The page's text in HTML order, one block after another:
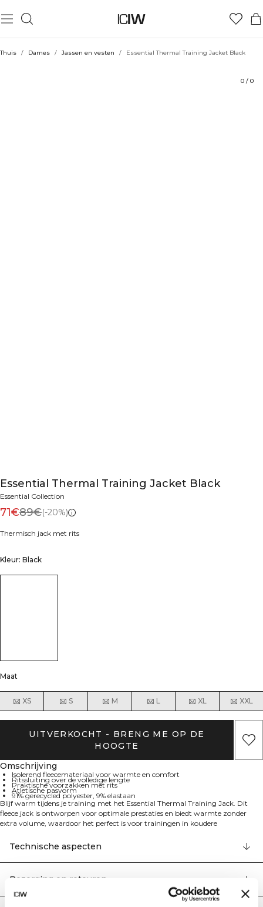
Thuis / Dames / Jassen en vesten / Essential Thermal Training Jacket Black
0 / 0
Essential Thermal Training Jacket Black
Essential Collection
71€89€(-20%)
Thermisch jack met rits
Kleur: Black
Maat
XS S M L XL XXL
UITVERKOCHT - BRENG ME OP DE
HOOGTE
Omschrijving
Isolerend fleecemateriaal voor warmte en comfort
Ritssluiting over de volledige lengte
Praktische voorzakken met rits
Atletische pasvorm
91% gerecycled polyester, 9% elastaan
Blijf warm tijdens je training met het Essential Thermal Training Jack. Dit
fleece jack is ontworpen voor optimale prestaties en biedt warmte zonder
extra volume, waardoor het perfect is voor trainingen in koudere
silhouet, terwijl de ritszakken je persoonlijke spullen veilig opbergen. 91%
Gerecycled Polyester, 9% Elastaan
Technische aspecten
Bezorging en retouren